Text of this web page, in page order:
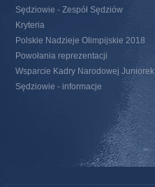
Sędziowie - Zespół Sędziów
Kryteria
Polskie Nadzieje Olimpijskie 2018
Powołania reprezentacji
Wsparcie Kadry Narodowej Juniorek
Sędziowie - informacje